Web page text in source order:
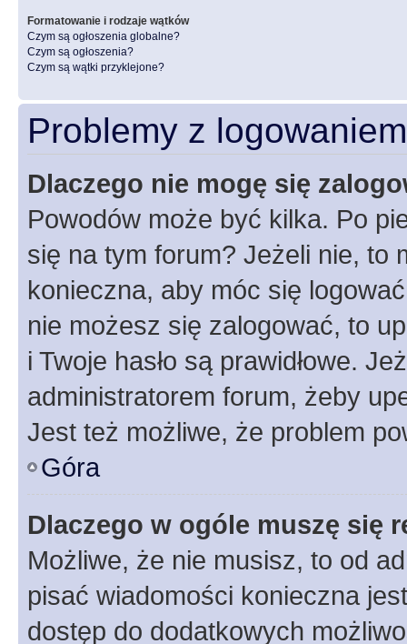
Formatowanie i rodzaje wątków
Czym są ogłoszenia globalne?
Czym są ogłoszenia?
Czym są wątki przyklejone?
Problemy z
Dlaczego nie mogę się
Powodów może być kilka. Po
się na tym forum? Jeżeli nie, to
konieczna, aby móc się
nie możesz się zalogować, to
i Twoje hasło są prawidłowe.
administratorem forum, żeby
Jest też możliwe, że problem
Góra
Dlaczego w ogóle muszę się
Możliwe, że nie musisz, to od
pisać wiadomości konieczna
dostęp do dodatkowych